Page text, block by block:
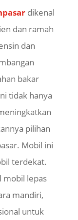
dikenal
dan ramah
dan
bakar
tidak hanya
pilihan
Mobil ini
terdekat.
mobil lepas
mandiri,
untuk